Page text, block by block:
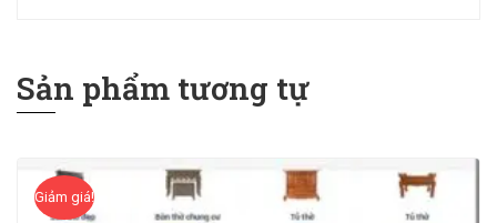
Sản phẩm tương tự
Giảm giá!